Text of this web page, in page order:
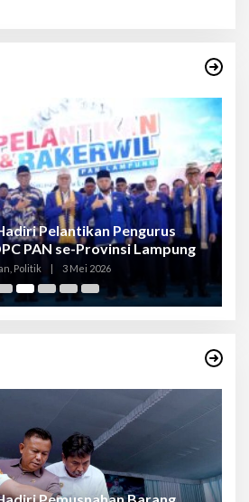
Pelantikan Pengurus
PAN se-Provinsi Lampung
Politik | 3 Mei 2026